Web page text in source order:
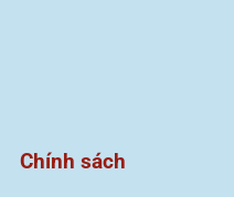
Chính sách